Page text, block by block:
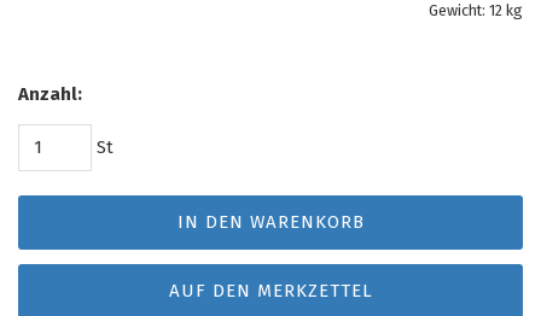
Gewicht: 12 kg
Anzahl:
St
IN DEN WARENKORB
AUF DEN MERKZETTEL